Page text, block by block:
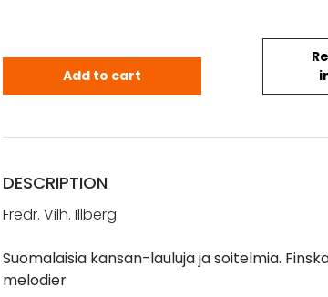
Illberg, Fredr. Vilh.: Suomalaisia
Add to cart
DESCRIPTION
Fredr. Vilh. Illberg
Suomalaisia kansan-lauluja ja soitelmia.
melodier